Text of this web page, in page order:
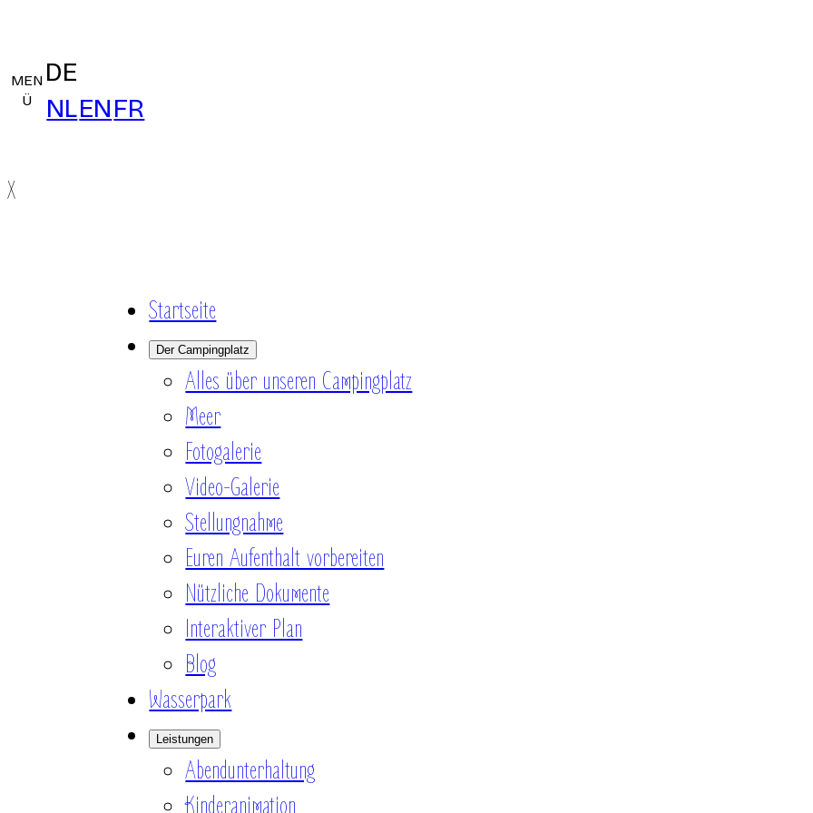
MEN
Ü
DE
NLENFR
X
Startseite
Der Campingplatz
Alles über unseren Campingplatz
Meer
Fotogalerie
Video-Galerie
Stellungnahme
Euren Aufenthalt vorbereiten
Nützliche Dokumente
Interaktiver Plan
Blog
Wasserpark
Leistungen
Abendunterhaltung
Kinderanimation